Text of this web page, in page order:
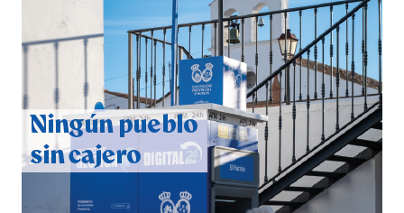
QUINTA CORRIDA DE LAS FIESTAS COLOMBINAS
2026
hace 4 días·Huelvatv